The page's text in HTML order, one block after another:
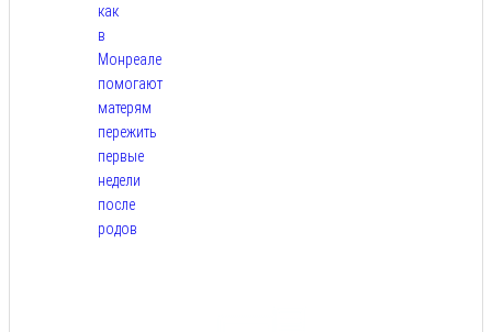
как
в
Монреале
помогают
матерям
пережить
первые
недели
после
родов